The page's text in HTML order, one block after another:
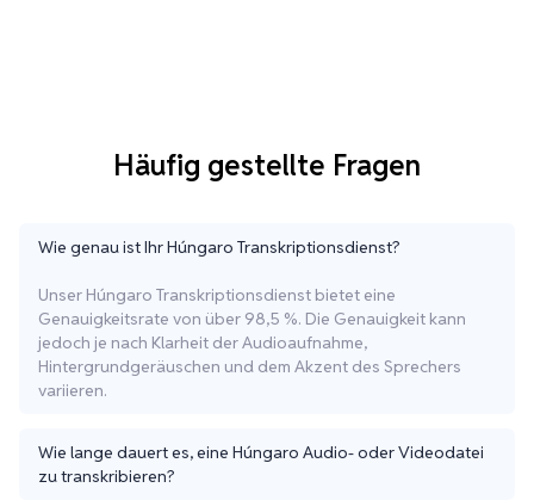
Häufig gestellte Fragen
Wie genau ist Ihr Húngaro Transkriptionsdienst?
Unser Húngaro Transkriptionsdienst bietet eine
Genauigkeitsrate von über 98,5 %. Die Genauigkeit kann
jedoch je nach Klarheit der Audioaufnahme,
Hintergrundgeräuschen und dem Akzent des Sprechers
variieren.
Wie lange dauert es, eine Húngaro Audio- oder Videodatei
zu transkribieren?